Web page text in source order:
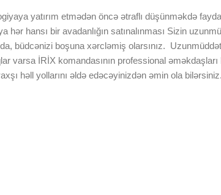
yatırım etmədən öncə ətraflı düşünməkdə
hansı bir avadanlığın satınalınması Sizin
büdcənizi boşuna xərcləmiş olarsınız.
varsa İRİX komandasının professional
həll yollarını əldə edəcəyinizdən əmin ola bilərsiniz.